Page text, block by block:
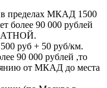
в пределах МКАД 1500
более 90 000 рублей
руб + 50 руб/км.
90 000 рублей ,то
от МКАД до места